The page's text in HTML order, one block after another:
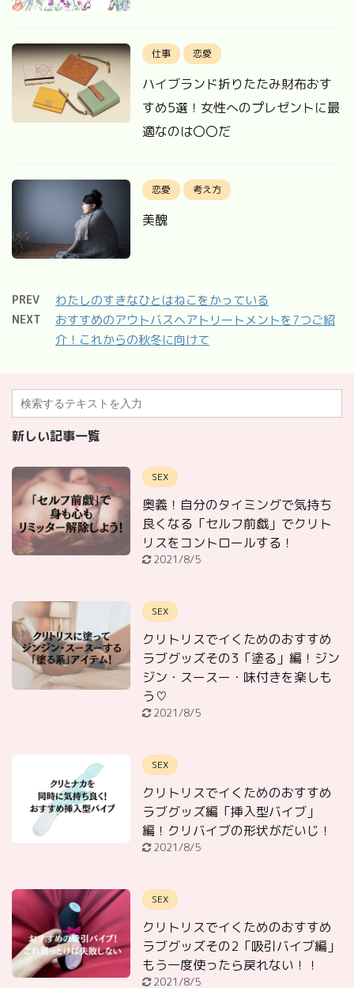
仕事 恋愛
ハイブランド折りたたみ財布おす
すめ5選！女性へのプレゼントに最
適なのは〇〇だ
恋愛 考え方
美醜
PREV わたしのすきなひとはねこをかっている
NEXT
おすすめのアウトバスヘアトリートメントを7つご紹
介！これからの秋冬に向けて
新しい記事一覧
SEX
奥義！自分のタイミングで気持ち
良くなる「セルフ前戯」でクリト
リスをコントロールする！
2021/8/5
SEX
クリトリスでイくためのおすすめ
ラブグッズその3「塗る」編！ジン
ジン・スースー・味付きを楽しも
う♡
2021/8/5
SEX
クリトリスでイくためのおすすめ
ラブグッズ編「挿入型バイブ」
編！クリバイブの形状がだいじ！
2021/8/5
SEX
クリトリスでイくためのおすすめ
ラブグッズその2「吸引バイブ編」
もう一度使ったら戻れない！！
2021/8/5